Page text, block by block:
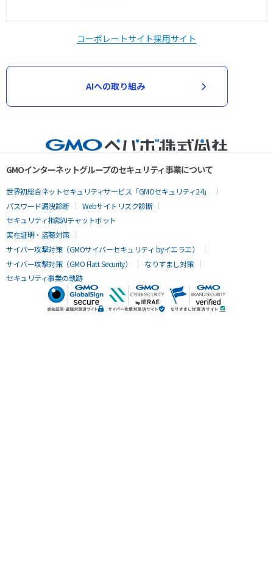
コーポレートサイト採用サイト
AIへの取り組み
GMOインターネットグループのセキュリティ事業について
世界初総合ネットセキュリティサービス「GMOセキュリティ24」
パスワード漏洩診断
Webサイトリスク診断
セキュリティ相談AIチャットボット
実在証明・盗聴対策
サイバー攻撃対策（GMOサイバーセキュリティ byイエラエ）
サイバー攻撃対策（GMO Flatt Security）
なりすまし対策
セキュリティ事業の軌跡